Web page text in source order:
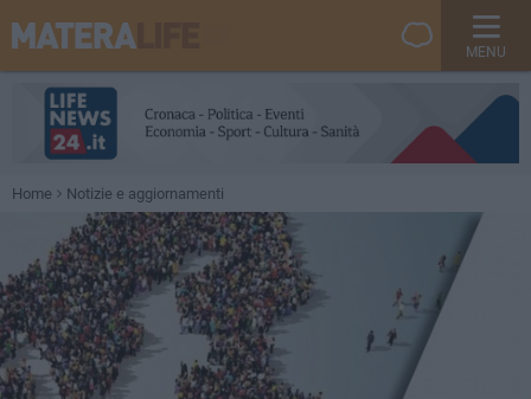
MENU
Home Notizie e aggiornamenti